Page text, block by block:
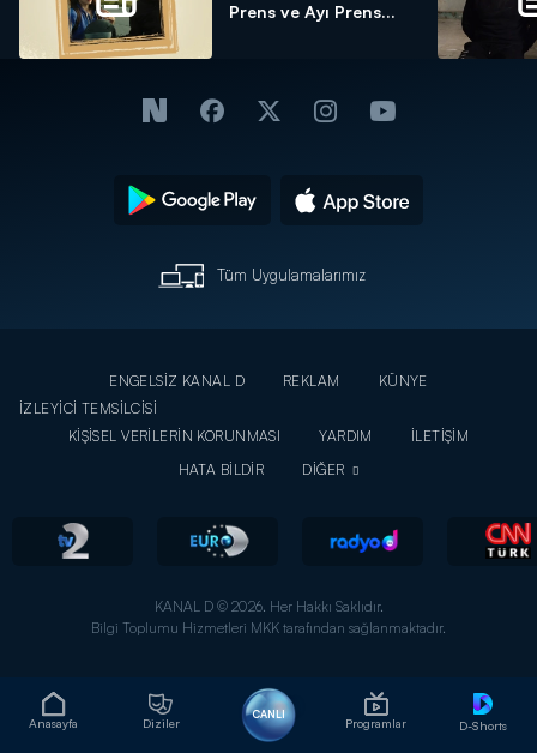
Anasayfa Diziler
CANLI
Programlar D-Shorts
Prens ve Ayı Prens...
Tüm Uygulamalarımız
ENGELSİZ KANAL D REKLAM
KÜNYE
İZLEYİCİ TEMSİLCİSİ
KİŞİSEL VERİLERİN KORUNMASI
YARDIM
İLETİŞİM
HATA BİLDİR
DİĞER
KANAL D © 2026. Her Hakkı Saklıdır.
Bilgi Toplumu Hizmetleri MKK tarafından sağlanmaktadır.